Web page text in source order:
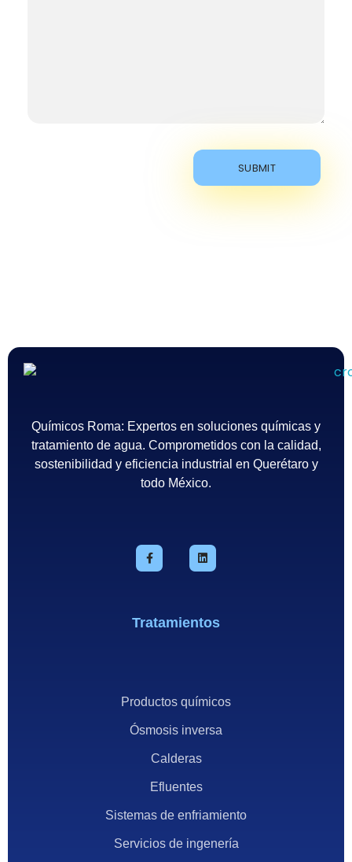
Químicos Roma: Expertos en soluciones químicas y
tratamiento de agua. Comprometidos con la calidad,
sostenibilidad y eficiencia industrial en Querétaro y
todo México.
Tratamientos
Productos químicos
Ósmosis inversa
Calderas
Efluentes
Sistemas de enfriamiento
Servicios de ingenería